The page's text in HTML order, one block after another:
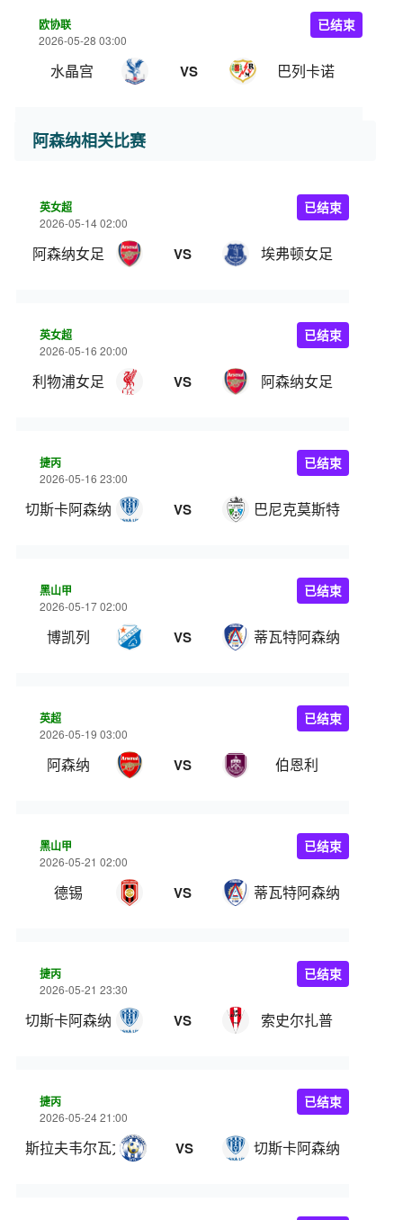
欧协联
2026-05-28 03:00
水晶宫 VS 巴列卡诺
已结束
阿森纳相关比赛
英女超
2026-05-14 02:00
阿森纳女足 VS 埃弗顿女足
已结束
英女超
2026-05-16 20:00
利物浦女足 VS 阿森纳女足
已结束
捷丙
2026-05-16 23:00
切斯卡阿森纳 VS 巴尼克莫斯特
已结束
黑山甲
2026-05-17 02:00
博凯列 VS 蒂瓦特阿森纳
已结束
英超
2026-05-19 03:00
阿森纳 VS 伯恩利
已结束
黑山甲
2026-05-21 02:00
德锡 VS 蒂瓦特阿森纳
已结束
捷丙
2026-05-21 23:30
切斯卡阿森纳 VS 索史尔扎普
已结束
捷丙
2026-05-24 21:00
斯拉夫韦尔瓦力 VS 切斯卡阿森纳
已结束